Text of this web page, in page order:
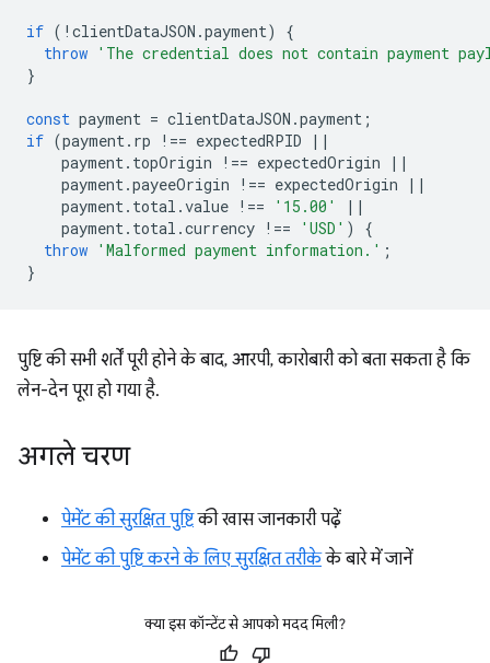
if ( ! clientDataJSON .payment)
{
throw 'The credential does not contain payment
}
const payment = clientDataJSON .payment ;
if (payment. rp !== expectedRPID
||
payment. topOrigin !== expectedOrigin
||
payment.payeeOrigin !== expectedOrigin
||
payment. total .value !== '15.00'
||
payment. total .currency !== 'USD' )
{
throw 'Malformed payment information.' ;
}
पुष्टि की सभी शर्तें पूरी होने के बाद, आरपी, कारोबारी को बता सकता है कि
लेन-देन पूरा हो गया है.
अगले चरण
पेमेंट की सुरक्षित पुष्टिकी खास जानकारी पढ़ें
पेमेंट की पुष्टि करने के लिए सुरक्षित तरीकेके बारे में जानें
क्या इस कॉन्टेंट से आपको मदद मिली?